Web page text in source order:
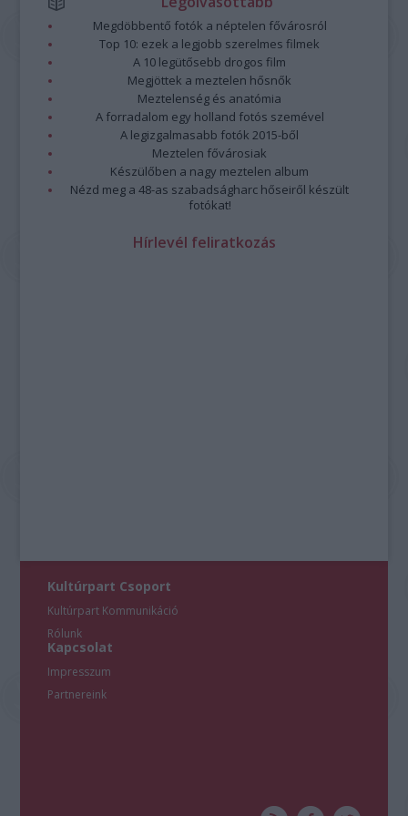
Megdöbbentő fotók a néptelen fővárosról
Top 10: ezek a legjobb szerelmes filmek
A 10 legütősebb drogos film
Megjöttek a meztelen hősnők
Meztelenség és anatómia
A forradalom egy holland fotós szemével
A legizgalmasabb fotók 2015-ből
Meztelen fővárosiak
Készülőben a nagy meztelen album
Nézd meg a 48-as szabadságharc hőseiről készült
fotókat!
Hírlevél feliratkozás
Kultúrpart Csoport
Kultúrpart Kommunikáció
Rólunk
Kapcsolat
Impresszum
Partnereink